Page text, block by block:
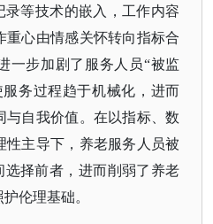
录等技术的嵌入，工作内容
重心由情感关怀转向指标合
一步加剧了服务人员“被监
服务过程趋于机械化，进而
与自我价值。在以指标、数
性主导下，养老服务人员被
选择前者，进而削弱了养老
伦理基础。